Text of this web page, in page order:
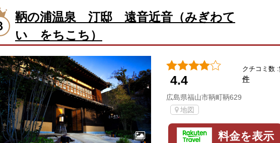
鞆の浦温泉 汀邸 遠音近音（みぎわて
い をちこち）
4.4
クチコミ数 :
件
広島県福山市鞆町鞆629
地図
料金を表示